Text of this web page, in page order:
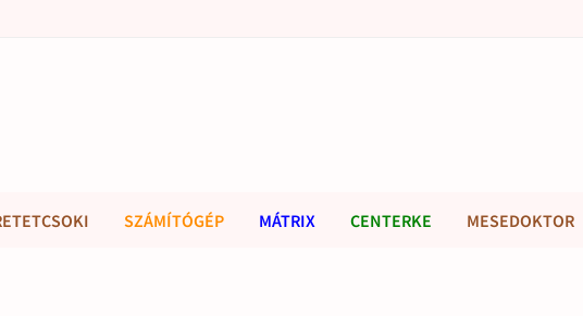
SZÁMÍTÓGÉP MÁTRIX CENTERKE MESEDOKTOR